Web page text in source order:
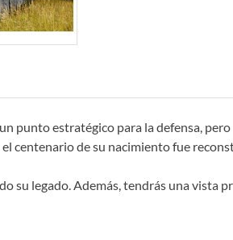
punto estratégico para la defensa,
centenario de su nacimiento fue
su legado. Además, tendrás una vista